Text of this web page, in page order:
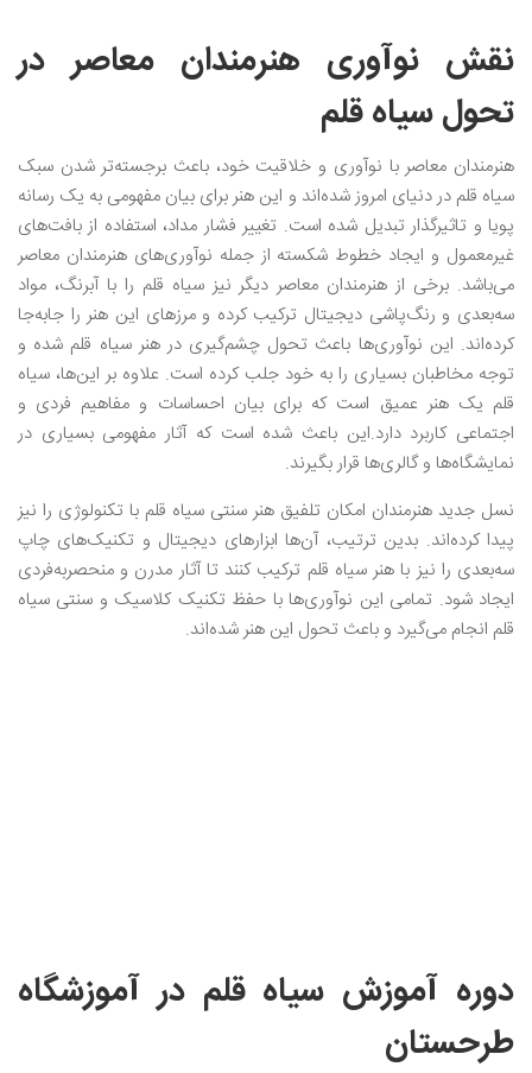
نقش نوآوری هنرمندان معاصر در
تحول سیاه قلم
هنرمندان معاصر با نوآوری و خلاقیت خود، باعث برجسته‌تر شدن سبک
سیاه قلم در دنیای امروز شده‌اند و این هنر برای بیان مفهومی به یک رسانه
پویا و تاثیرگذار تبدیل شده است. تغییر فشار مداد، استفاده از بافت‌های
غیرمعمول و ایجاد خطوط شکسته از جمله نوآوری‌های هنرمندان معاصر
می‌باشد. برخی از هنرمندان معاصر دیگر نیز سیاه قلم را با آبرنگ، مواد
سه‌بعدی و رنگ‌پاشی دیجیتال ترکیب کرده‌ و مرزهای این هنر را جابه‌جا
کرده‌اند. این نوآوری‌ها باعث تحول چشم‌گیری در هنر سیاه قلم شده و
توجه مخاطبان بسیاری را به خود جلب کرده است. علاوه بر این‌ها، سیاه
قلم یک هنر عمیق است که برای بیان احساسات و مفاهیم فردی و
اجتماعی کاربرد دارد.‌این باعث شده است که آثار مفهومی بسیاری در
نمایشگاه‌ها و گالری‌ها قرار بگیرند.
نسل جدید هنرمندان امکان تلفیق هنر سنتی سیاه قلم با تکنولوژی را نیز
پیدا کرده‌اند. بدین ترتیب، آن‌ها ابزارهای دیجیتال و تکنیک‌های چاپ
سه‌بعدی را نیز با هنر سیاه قلم ترکیب کنند تا آثار مدرن و منحصربه‌فردی
ایجاد شود. تمامی این نوآوری‌ها با حفظ تکنیک کلاسیک و سنتی سیاه
قلم انجام می‌گیرد و باعث تحول این هنر شده‌اند.
دوره آموزش سیاه قلم در آموزشگاه
طرحستان